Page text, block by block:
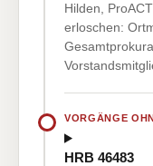
Hilden,
erloschen:
VORGÄNGE
HRB 46483